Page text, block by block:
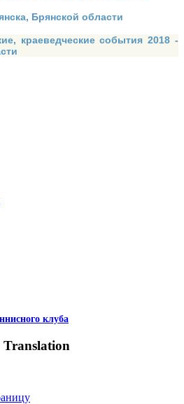
Брянской области
краеведческие события 2018 -
клуба
Translation